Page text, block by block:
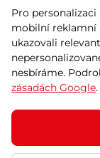
obchodní
© 2026 SEVEN
Podle zákona o
kupujícímu účtenku.
Zároveň je povinen
Pro
mobilní reklamní
ukazovali
nesbíráme.
zásadách Google.